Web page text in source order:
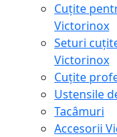
Cuțite
Victorinox
Seturi
Victorinox
Cuțite
Ustensile
Tacâmuri
Accesorii